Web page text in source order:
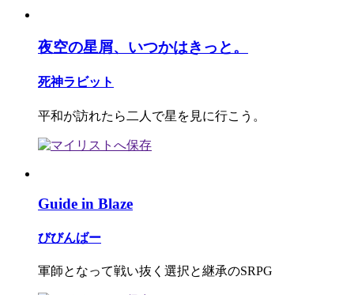
夜空の星屑、いつかはきっと。
死神ラビット
平和が訪れたら二人で星を見に行こう。
Guide in Blaze
びびんばー
軍師となって戦い抜く選択と継承のSRPG